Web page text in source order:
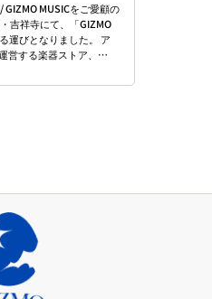
GIZMO MUSICをご愛顧の
吉祥寺にて、「GIZMO
運びとなりました。 ア
営する楽器ストア、